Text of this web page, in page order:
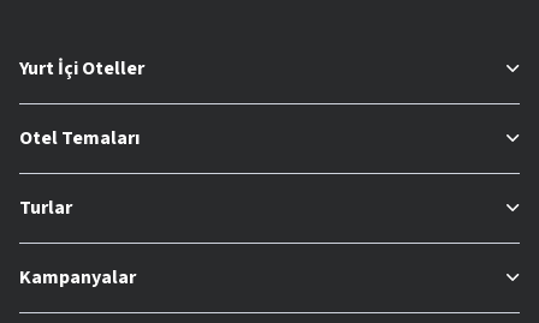
Yurt İçi Oteller
Otel Temaları
Turlar
Kampanyalar